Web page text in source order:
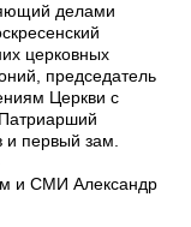
делами
церковных
председатель
Церкви с
первый зам.
и СМИ Александр